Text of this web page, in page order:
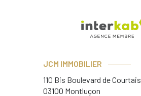
JCM IMMOBILIER
110 Bis Boulevard de Courtais
03100 Montluçon